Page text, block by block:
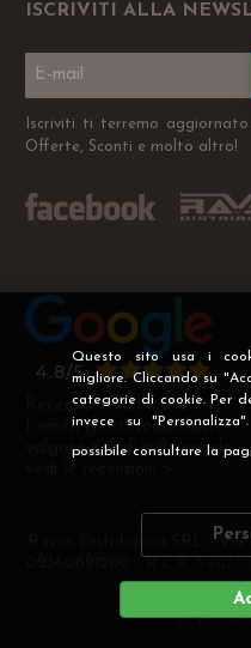
Questo sito usa i
migliore. Cliccando su
categorie di cookie. Per
invece su
possibile consultare la
ISCRIVITI ALLA
Iscriviti ti terremo aggiornato
Offerte, Sconti e molto altro!
Recensioni Verificate
I nostri clienti soddisfatti
valgono più di mille parole
Raven Distribution SRL - Via